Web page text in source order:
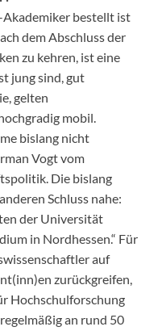
bestellt ist
dem Abschluss der
zu kehren, ist eine
jung sind, gut
gelten
mobil.
bislang nicht
Vogt vom
Die bislang
Schluss nahe:
der Universität
in Nordhessen.“ Für
auf
zurückgreifen,
Hochschulforschung
an rund 50